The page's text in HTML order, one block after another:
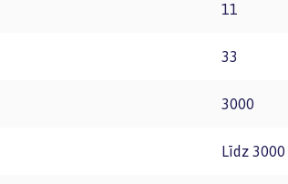
11
33
3000
Līdz 3000